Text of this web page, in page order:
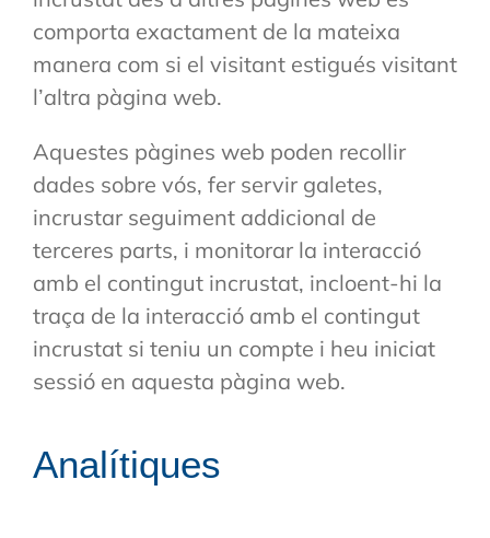
comporta exactament de la mateixa
manera com si el visitant estigués visitant
l’altra pàgina web.
Aquestes pàgines web poden recollir
dades sobre vós, fer servir galetes,
incrustar seguiment addicional de
terceres parts, i monitorar la interacció
amb el contingut incrustat, incloent-hi la
traça de la interacció amb el contingut
incrustat si teniu un compte i heu iniciat
sessió en aquesta pàgina web.
Analítiques